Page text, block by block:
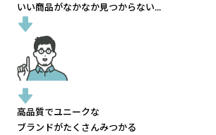
いい商品がなかなか見つからない...
高品質でユニークな
ブランドがたくさんみつかる